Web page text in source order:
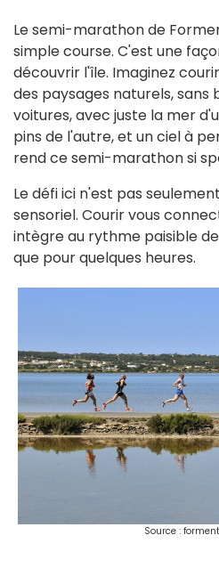
Le semi-marathon de
simple course. C'est une
découvrir l'île. Imaginez
des paysages naturels, sans
voitures, avec juste la mer
pins de l'autre, et un ciel à
rend ce semi-marathon si
Le défi ici n'est pas
sensoriel. Courir vous
intègre au rythme paisible
que pour quelques heures.
Source :